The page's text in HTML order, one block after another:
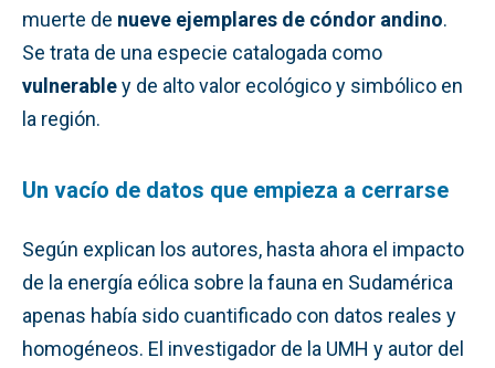
muerte de nueve ejemplares de cóndor andino.
Se trata de una especie catalogada como
vulnerabley de alto valor ecológico y simbólico en
la región.
Un vacío de datos que empieza a cerrarse
Según explican los autores, hasta ahora el impacto
de la energía eólica sobre la fauna en Sudamérica
apenas había sido cuantificado con datos reales y
homogéneos. El investigador de la UMH y autor del